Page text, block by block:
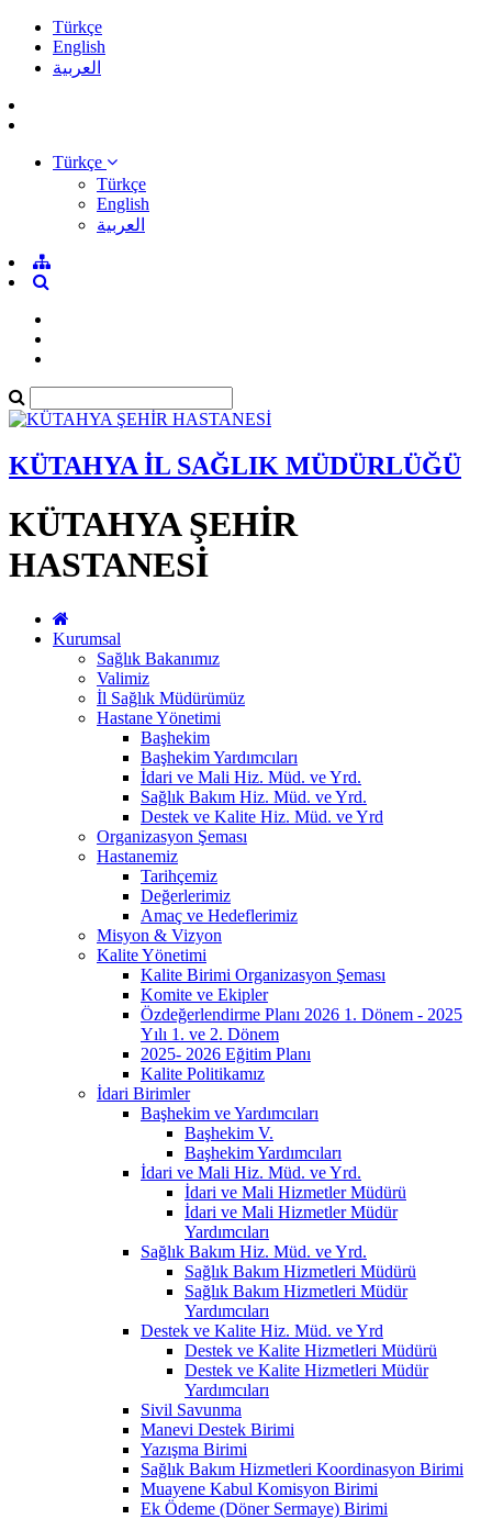
Türkçe
English
العربية
Türkçe
Türkçe
English
العربية
KÜTAHYA İL SAĞLIK MÜDÜRLÜĞÜ
KÜTAHYA ŞEHİR
HASTANESİ
Kurumsal
Sağlık Bakanımız
Valimiz
İl Sağlık Müdürümüz
Hastane Yönetimi
Başhekim
Başhekim Yardımcıları
İdari ve Mali Hiz. Müd. ve Yrd.
Sağlık Bakım Hiz. Müd. ve Yrd.
Destek ve Kalite Hiz. Müd. ve Yrd
Organizasyon Şeması
Hastanemiz
Tarihçemiz
Değerlerimiz
Amaç ve Hedeflerimiz
Misyon & Vizyon
Kalite Yönetimi
Kalite Birimi Organizasyon Şeması
Komite ve Ekipler
Özdeğerlendirme Planı 2026 1. Dönem - 2025
Yılı 1. ve 2. Dönem
2025- 2026 Eğitim Planı
Kalite Politikamız
İdari Birimler
Başhekim ve Yardımcıları
Başhekim V.
Başhekim Yardımcıları
İdari ve Mali Hiz. Müd. ve Yrd.
İdari ve Mali Hizmetler Müdürü
İdari ve Mali Hizmetler Müdür
Yardımcıları
Sağlık Bakım Hiz. Müd. ve Yrd.
Sağlık Bakım Hizmetleri Müdürü
Sağlık Bakım Hizmetleri Müdür
Yardımcıları
Destek ve Kalite Hiz. Müd. ve Yrd
Destek ve Kalite Hizmetleri Müdürü
Destek ve Kalite Hizmetleri Müdür
Yardımcıları
Sivil Savunma
Manevi Destek Birimi
Yazışma Birimi
Sağlık Bakım Hizmetleri Koordinasyon Birimi
Muayene Kabul Komisyon Birimi
Ek Ödeme (Döner Sermaye) Birimi